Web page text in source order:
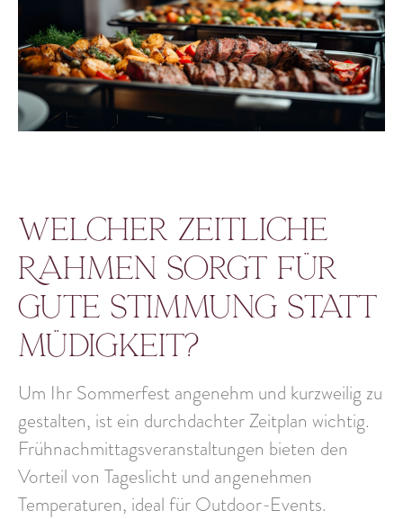
Welcher zeitliche
Rahmen sorgt für
gute Stimmung statt
Müdigkeit?
Um Ihr Sommerfest angenehm und kurzweilig zu
gestalten, ist ein durchdachter Zeitplan wichtig.
Frühnachmittagsveranstaltungen bieten den
Vorteil von Tageslicht und angenehmen
Temperaturen, ideal für Outdoor-Events.